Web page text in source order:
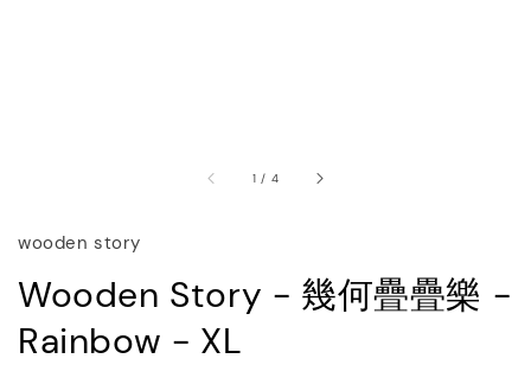
1 / 4
wooden story
Wooden Story - 幾何疊疊樂 -
Rainbow - XL